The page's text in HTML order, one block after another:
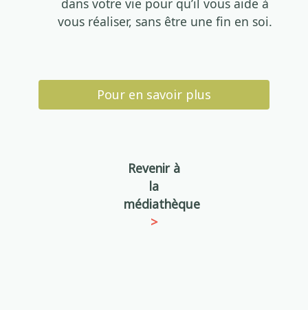
vous réaliser, sans être une fin en soi.
Pour en savoir plus
Revenir à
la
médiathèque
>